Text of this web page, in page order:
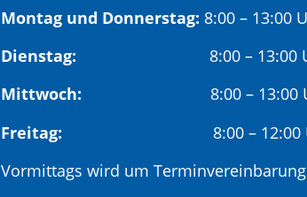
Montag und Donnerstag: 8:00 – 13:00
Dienstag: 8:00 – 13:00 Uhr
Mittwoch: 8:00 – 13:00
Freitag:
8:00 – 12:00
Vormittags wird um